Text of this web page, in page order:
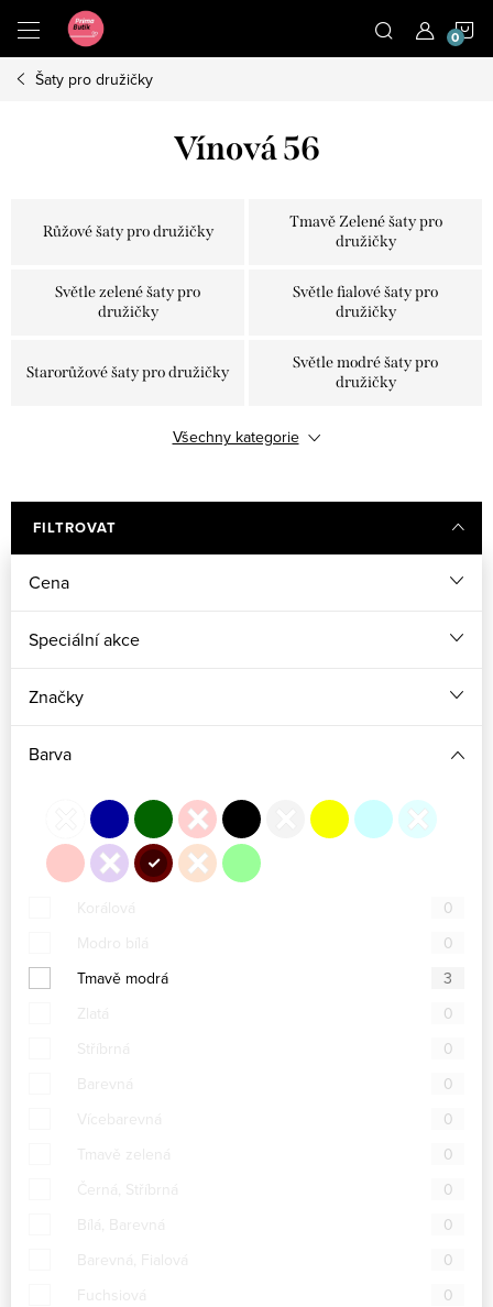
obsah
Šaty pro družičky
Vínová 56
Růžové šaty pro družičky
Tmavě Zelené šaty pro
družičky
Světle zelené šaty pro
družičky
Světle fialové šaty pro
družičky
Starorůžové šaty pro družičky
Světle modré šaty pro
družičky
Šaty pro družičky olivově
Vínové šaty pro družičky
Žluté šaty pro družičky
Všechny kategorie
FILTROVAT
Cena
Speciální akce
Značky
Barva
Korálová
0
Modro bílá
0
Tmavě modrá
3
Zlatá
0
Stříbrná
0
Barevná
0
Vícebarevná
0
Tmavě zelená
0
Černá, Stříbrná
0
Bílá, Barevná
0
Barevná, Fialová
0
Fuchsiová
0